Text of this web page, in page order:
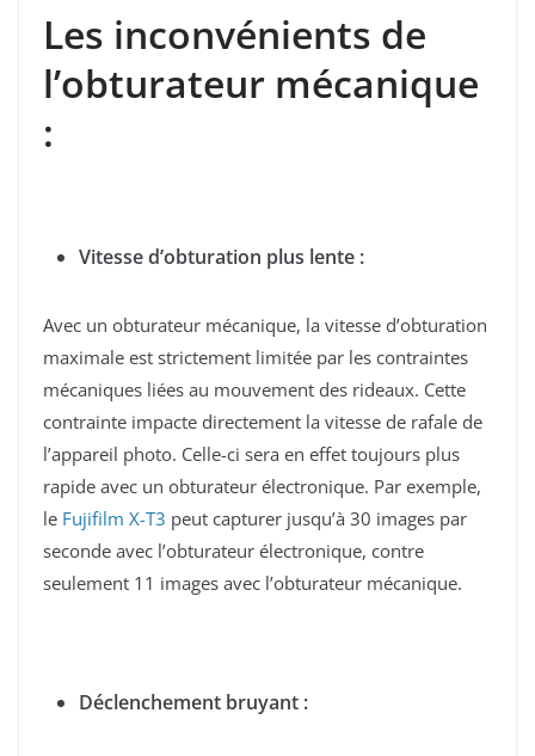
Les inconvénients de
l’obturateur mécanique
:
Vitesse d’obturation plus lente :
Avec un obturateur mécanique, la vitesse d’obturation
maximale est strictement limitée par les contraintes
mécaniques liées au mouvement des rideaux. Cette
contrainte impacte directement la vitesse de rafale de
l’appareil photo. Celle-ci sera en effet toujours plus
rapide avec un obturateur électronique. Par exemple,
le Fujifilm X-T3 peut capturer jusqu’à 30 images par
seconde avec l’obturateur électronique, contre
seulement 11 images avec l’obturateur mécanique.
Déclenchement bruyant :